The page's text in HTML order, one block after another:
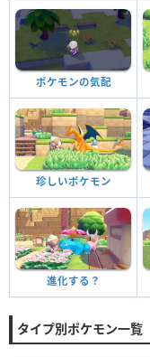
ポケモンの気配
珍しいポケモン
進化する？
タイプ別ポケモン一覧